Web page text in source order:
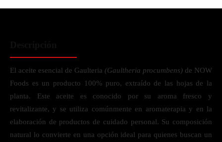
El aceite esencial de Gaulteria (Gaultheria procumbens) de NOW
Foods es un producto 100% puro, extraído de las hojas de la
planta. Este aceite es conocido por su aroma fresco y
revitalizante, y se utiliza comúnmente en aromaterapia y en la
elaboración de productos de cuidado personal. Su composición
natural lo convierte en una opción ideal para quienes buscan un